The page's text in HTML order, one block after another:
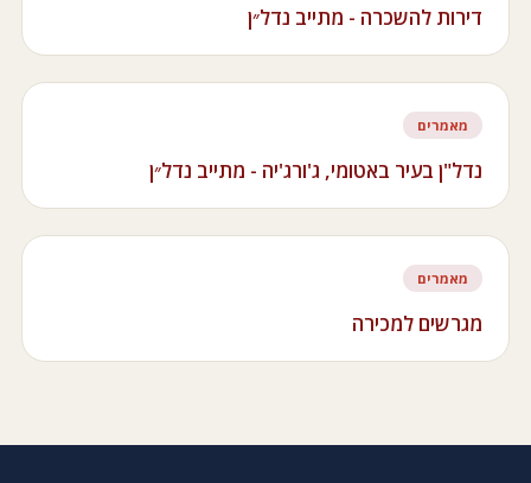
דירות להשכרה - מתייב נדל״ן
מאמרים
נדל"ן בעיר באטומי, ג'ורג'יה - מתייב נדל״ן
מאמרים
מגרשים למכירה